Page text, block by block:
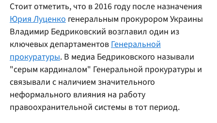
Стоит отметить, что в 2016 году после назначения
Юрия Луценко генеральным прокурором Украины
Владимир Бедриковский возглавил один из
ключевых департаментовГенеральной
прокуратуры. В медиа Бедриковского называли
"серым кардиналом" Генеральной прокуратуры и
связывали с наличием значительного
неформального влияния на работу
правоохранительной системы в тот период.